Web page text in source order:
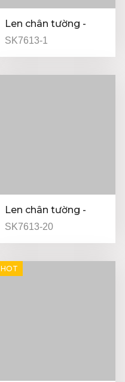
Len chân tường -
Light Brown - 13mm
SK7613-1
Len chân tường -
13mm
SK7613-20
HOT